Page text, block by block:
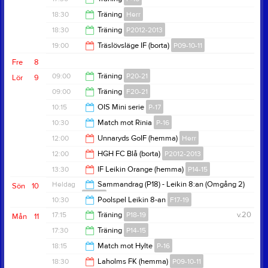
18:30
19:00
18:30 Träning Herr
20:00
18:30 Träning P2012-2013
19:00 Träslövsläge IF (borta) P09-10-11
21:00
8
Fre
9
Lör 09:00 Träning P20-21
10:00
09:00 Träning F20-21
10:00
10:15 OIS Mini serie P-17
12:15
10:30 Match mot Rinia P-16
12:00
12:00 Unnaryds GoIF (hemma) Herr
14:00
12:00 HGH FC Blå (borta) P2012-2013
14:00
13:30 IF Leikin Orange (hemma) P14-15
15:30
10
Sön Heldag
Sammandrag (P18) - Leikin 8:an (Omgång 2)
P18-19
10:30 Poolspel Leikin 8-an F17-19
11:45
11
Mån v.20
17:15 Träning P18-19
18:15
17:30 Träning P14-15
19:00
18:15 Match mot Hylte P-16
18:30 Laholms FK (hemma) P09-10-11